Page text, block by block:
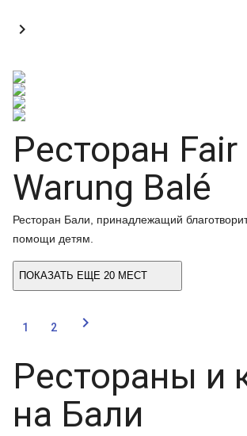

Ресторан Fair
Warung Balé
Ресторан Бали, принадлежащий
помощи детям.
ПОКАЗАТЬ ЕЩЕ 20 МЕСТ
1 2 
Рестораны и
на Бали